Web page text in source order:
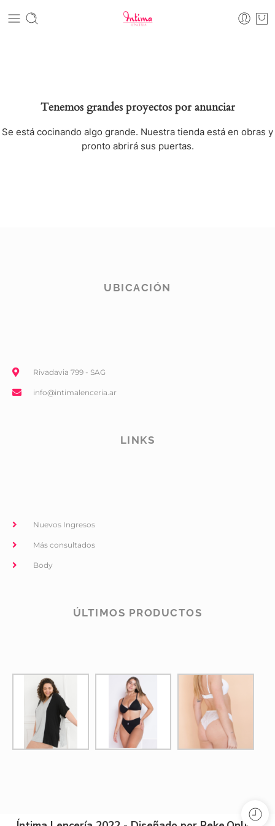
Tenemos grandes proyectos por anunciar
Se está cocinando algo grande. Nuestra tienda está en obras y
pronto abrirá sus puertas.
UBICACIÓN
Rivadavia 799 - SAG
info@intimalenceria.ar
LINKS
Nuevos Ingresos
Más consultados
Body
ÚLTIMOS PRODUCTOS